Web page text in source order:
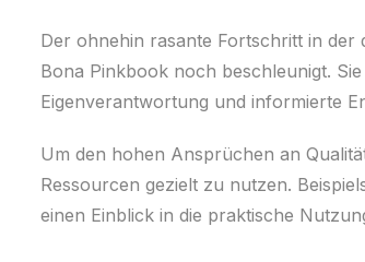
Der ohnehin rasante Fortschritt in der
Bona Pinkbook noch beschleunigt.
Eigenverantwortung und informierte
Um den hohen Ansprüchen an
Ressourcen gezielt zu nutzen.
einen Einblick in die praktische